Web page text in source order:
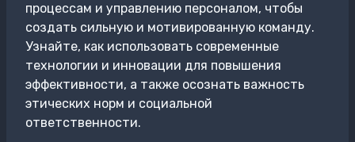
процессам и управлению персоналом, чтобы
создать сильную и мотивированную команду.
Узнайте, как использовать современные
технологии и инновации для повышения
эффективности, а также осознать важность
этических норм и социальной
ответственности.